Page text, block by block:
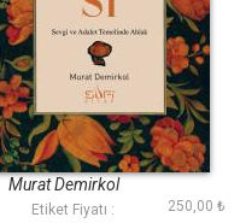
Nasirüddin Tûsî
Murat Demirkol
Etiket Fiyatı : 250,00 ₺